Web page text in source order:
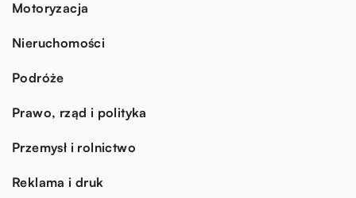
Motoryzacja
Nieruchomości
Podróże
Prawo, rząd i polityka
Przemysł i rolnictwo
Reklama i druk